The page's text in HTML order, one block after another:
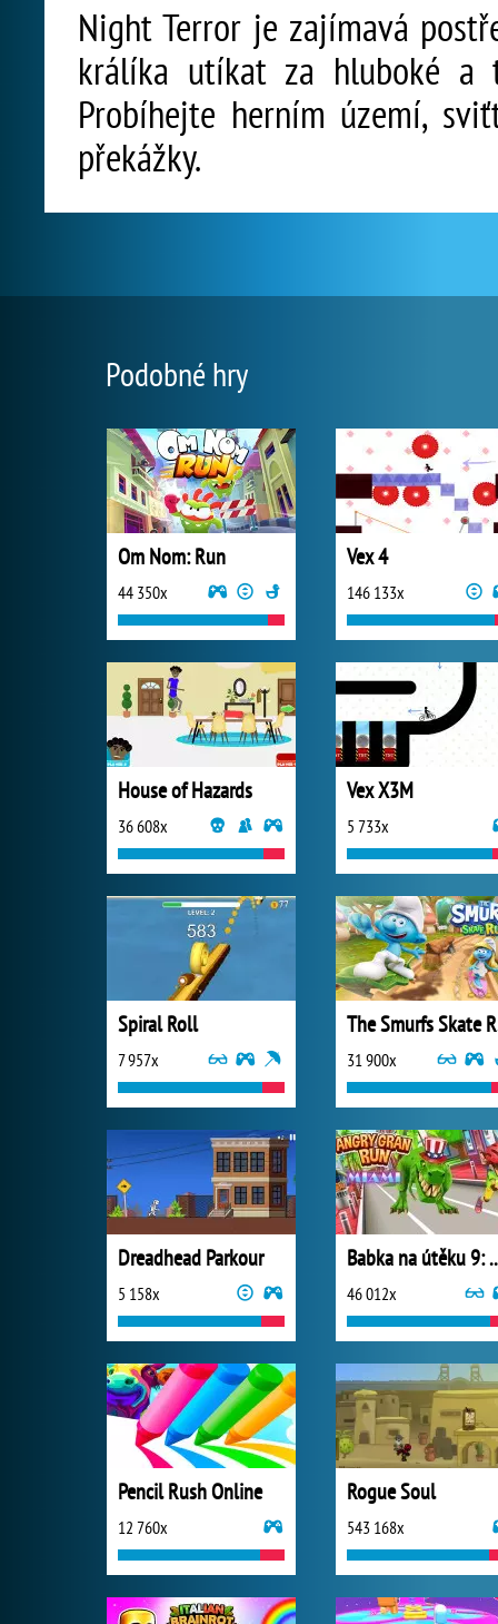
Night Terror je zajímavá
králíka utíkat za hluboké a
Probíhejte herním území,
překážky.
Podobné hry
Om Nom: Run
44 350x
Vex 4
146 133x
House of Hazards
36 608x
Vex X3M
5 733x
Spiral Roll
7 957x 31 900x
Dreadhead Parkour
5 158x
Babka
46 012x
Pencil Rush Online
12 760x
Rogue Soul
543 168x